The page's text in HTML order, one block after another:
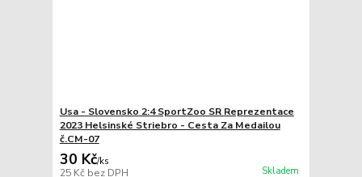
Usa - Slovensko 2:4 SportZoo SR Reprezentace
2023 Helsinské Striebro - Cesta Za Medailou
č.CM-07
30 Kč/ks
25 Kč bez DPH Skladem